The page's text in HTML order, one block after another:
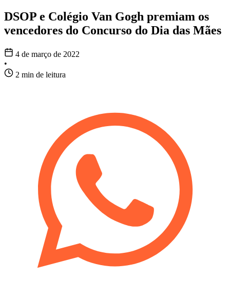
DSOP e Colégio Van Gogh premiam os
vencedores do Concurso do Dia das Mães
4 de março de 2022
•
2 min de leitura